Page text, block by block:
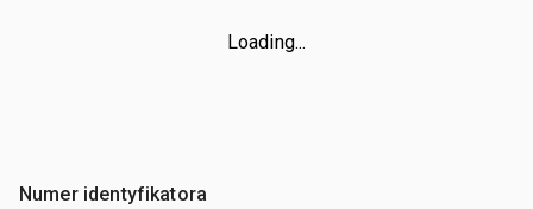
Loading...
Numer identyfikatora